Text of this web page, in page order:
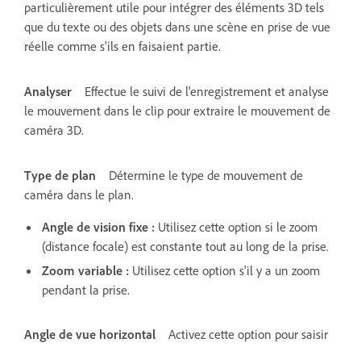
particulièrement utile pour intégrer des éléments 3D tels
que du texte ou des objets dans une scène en prise de vue
réelle comme s'ils en faisaient partie.
Analyser
Effectue le suivi de l'enregistrement et analyse
le mouvement dans le clip pour extraire le mouvement de
caméra 3D.
Type de plan
Détermine le type de mouvement de
caméra dans le plan.
Angle de vision fixe : Utilisez cette option si le zoom
(distance focale) est constante tout au long de la prise.
Zoom variable : Utilisez cette option s'il y a un zoom
pendant la prise.
Angle de vue horizontal
Activez cette option pour saisir